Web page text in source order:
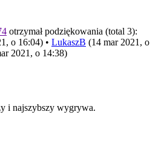
otrzymał podziękowania (total 3):
o 16:04) • LukaszB (14 mar 2021, o
2021, o 14:38)
i najszybszy wygrywa.